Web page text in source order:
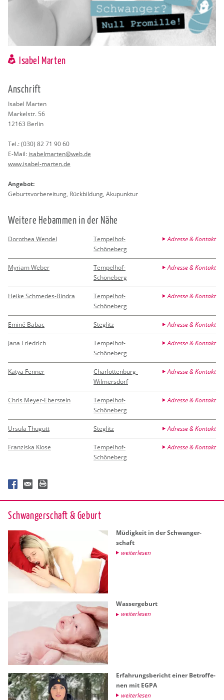
Isabel Marten
An­schrift
Isa­bel Mar­ten
Mar­kel­str. 56
12163 Ber­lin
Tel.:(030) 82 71 90 60
E-Mail: isa­belm­ar­ten@​web.​de
www.​isabel-​marten.​de
An­ge­bot:
Ge­burts­vor­be­rei­tung, Rück­bil­dung, Aku­punk­tur
Wei­te­re Heb­am­men in der Nähe
Dorothea Wendel
Tempelhof-
Schöneberg
Adresse & Kontakt
Myriam Weber
Tempelhof-
Schöneberg
Adresse & Kontakt
Heike Schmedes-Bindra
Tempelhof-
Schöneberg
Adresse & Kontakt
Eminé Babac Steglitz Adresse & Kontakt
Jana Friedrich
Tempelhof-
Schöneberg
Adresse & Kontakt
Katya Fenner
Charlottenburg-
Wilmersdorf
Adresse & Kontakt
Chris Meyer-Eberstein
Tempelhof-
Schöneberg
Adresse & Kontakt
Ursula Thugutt Steglitz Adresse & Kontakt
Franziska Klose
Tempelhof-
Schöneberg
Adresse & Kontakt
Schwan­ger­schaft & Ge­burt
Mü­dig­keit in der Schwan­ger­
schaft
wei­ter­le­sen
Was­ser­ge­burt
wei­ter­le­sen
Er­fah­rungs­be­richt einer Be­trof­fe­
nen mit EGPA
wei­ter­le­sen